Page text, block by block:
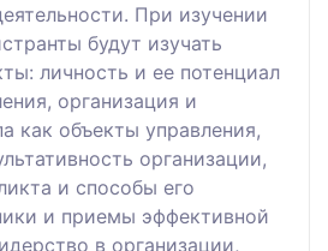
При изучении
будут изучать
личность и ее потенциал
организация и
как объекты управления,
организации,
и способы его
и приемы эффективной
в организации,